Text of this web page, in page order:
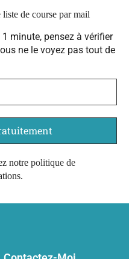
de course par mail
1 minute, pensez à vérifier
ne le voyez pas tout de
notre politique de